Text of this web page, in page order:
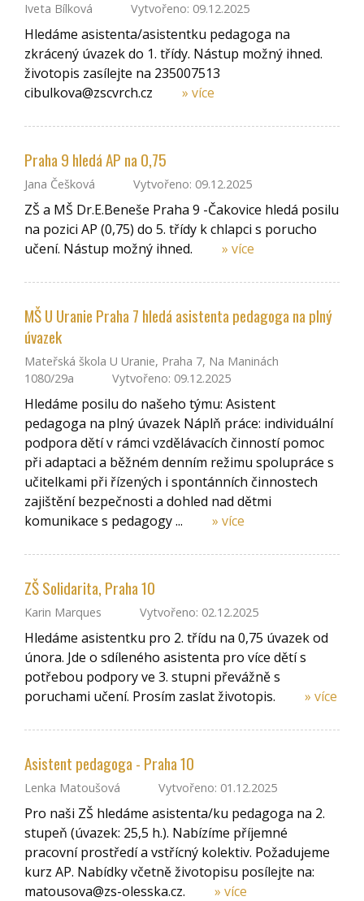
Iveta Bílková Vytvořeno: 09.12.2025
Hledáme asistenta/asistentku pedagoga na
zkrácený úvazek do 1. třídy. Nástup možný ihned.
životopis zasílejte na 235007513
cibulkova@zscvrch.cz
» více
Praha 9 hledá AP na 0,75
Jana Češková Vytvořeno: 09.12.2025
ZŠ a MŠ Dr.E.Beneše Praha 9 -Čakovice hledá posilu
na pozici AP (0,75) do 5. třídy k chlapci s porucho
učení. Nástup možný ihned.
» více
MŠ U Uranie Praha 7 hledá asistenta pedagoga na plný
úvazek
Mateřská škola U Uranie, Praha 7, Na Maninách
1080/29a
Vytvořeno: 09.12.2025
Hledáme posilu do našeho týmu: Asistent
pedagoga na plný úvazek Náplň práce: individuální
podpora dětí v rámci vzdělávacích činností pomoc
při adaptaci a běžném denním režimu spolupráce s
učitelkami při řízených i spontánních činnostech
zajištění bezpečnosti a dohled nad dětmi
komunikace s pedagogy ...
» více
ZŠ Solidarita, Praha 10
Karin Marques Vytvořeno: 02.12.2025
Hledáme asistentku pro 2. třídu na 0,75 úvazek od
února. Jde o sdíleného asistenta pro více dětí s
potřebou podpory ve 3. stupni převážně s
poruchami učení. Prosím zaslat životopis.
» více
Asistent pedagoga - Praha 10
Lenka Matoušová Vytvořeno: 01.12.2025
Pro naši ZŠ hledáme asistenta/ku pedagoga na 2.
stupeň (úvazek: 25,5 h.). Nabízíme příjemné
pracovní prostředí a vstřícný kolektiv. Požadujeme
kurz AP. Nabídky včetně životopisu posílejte na:
matousova@zs-olesska.cz.
» více